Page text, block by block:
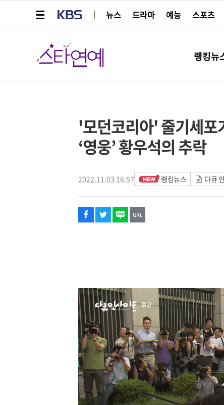
뉴스
드라마 예능 스포츠
스타연예
랭킹뉴
'모던코리아' 줄기세
‘영웅’ 황우석의 추락
2022.11.03 16:57 랭킹뉴스 다큐
페이스북
트위터
네이버
URL복사
글씨 작게보기
글씨 크게보기
해시태그